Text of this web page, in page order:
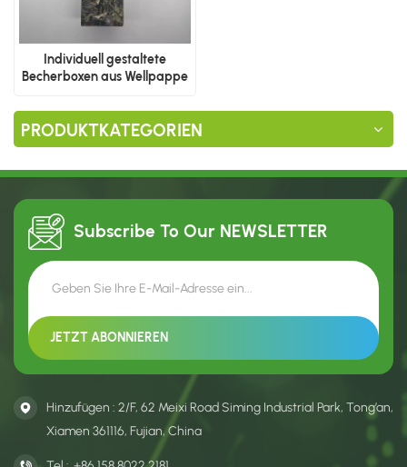
Individuell gestaltete
Becherboxen aus Wellpappe
PRODUKTKATEGORIEN
Subscribe To Our NEWSLETTER
Hinzufügen : 2/F, 62 Meixi Road Siming Industrial Park, Tong’an,
Xiamen 361116, Fujian, China